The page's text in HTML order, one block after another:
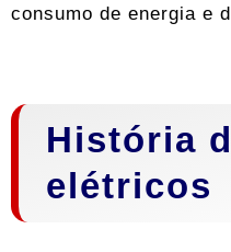
consumo de energia e
História
elétricos